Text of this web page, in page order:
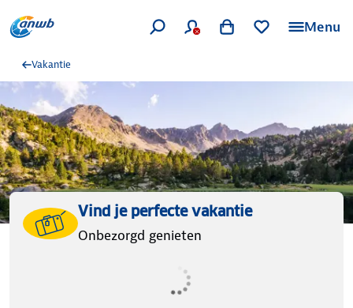
Menu
Vakantie
Vind je perfecte vakantie
Onbezorgd genieten